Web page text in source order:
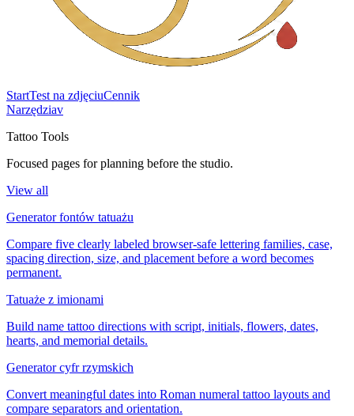
StartTest na zdjęciuCennik
Narzędziav
Tattoo Tools
Focused pages for planning before the studio.
View all
Generator fontów tatuażu
Compare five clearly labeled browser-safe lettering families, case,
spacing direction, size, and placement before a word becomes
permanent.
Tatuaże z imionami
Build name tattoo directions with script, initials, flowers, dates,
hearts, and memorial details.
Generator cyfr rzymskich
Convert meaningful dates into Roman numeral tattoo layouts and
compare separators and orientation.